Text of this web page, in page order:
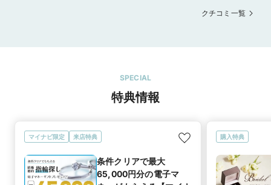
クチコミ一覧
SPECIAL
特典情報
マイナビ限定 来店特典
条件クリアで最大
65,000円分の電子マ
購入特典